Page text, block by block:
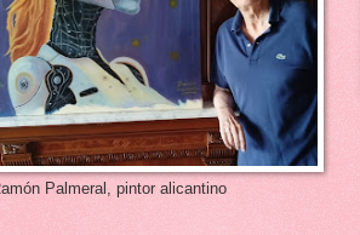
Palmeral, pintor alicantino